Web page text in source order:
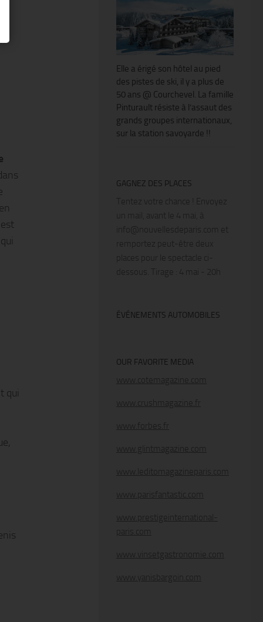
en
qui
qui
Elle a érigé son hôtel au pied
des pistes de ski, il y a plus de
50 ans @ Courchevel. La famille
Pinturault résiste à l’assaut des
grands groupes internationaux,
sur la station savoyarde !!
GAGNEZ DES PLACES
Tentez votre chance ! Envoyez
un mail, avant le 4 mai, à
info@nouvellesdeparis.com et
remportez peut-être deux
places pour le spectacle ci-
dessous. Tirage : 4 mai - 20h
ÉVÉNEMENTS AUTOMOBILES
OUR FAVORITE MEDIA
www.cotemagazine.com
www.crushmagazine.fr
www.forbes.fr
www.glintmagazine.com
www.leditomagazineparis.com
www.parisfantastic.com
www.prestigeinternational-
paris.com
www.vinsetgastronomie.com
www.yanisbargoin.com